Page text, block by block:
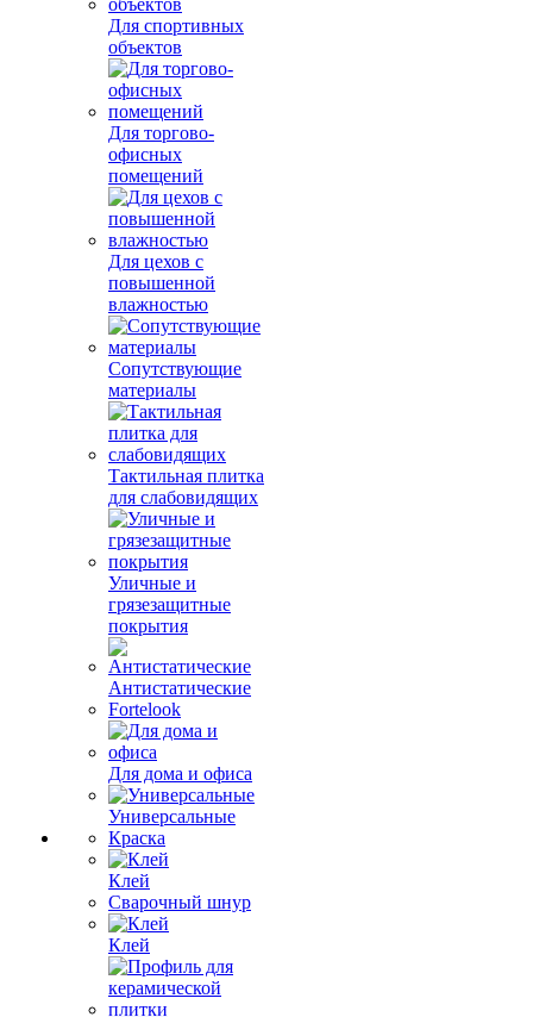
Для спортивных
объектов
Для торгово-
офисных
помещений
Для цехов с
повышенной
влажностью
Сопутствующие
материалы
Тактильная плитка
для слабовидящих
Уличные и
грязезащитные
покрытия
Антистатические
Fortelook
Для дома и офиса
Универсальные
Краска
Клей
Сварочный шнур
Клей